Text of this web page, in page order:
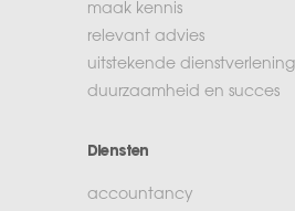
maak kennis
relevant advies
uitstekende dienstverlening
duurzaamheid en succes
Diensten
accountancy